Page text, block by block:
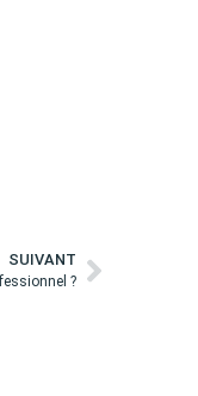
SUIVANT
?